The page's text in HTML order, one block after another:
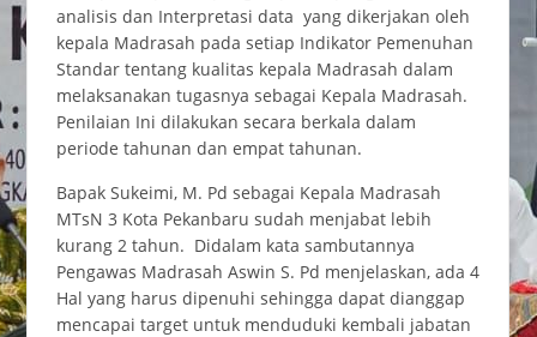
analisis dan Interpretasi data yang dikerjakan oleh
kepala Madrasah pada setiap Indikator Pemenuhan
Standar tentang kualitas kepala Madrasah dalam
melaksanakan tugasnya sebagai Kepala Madrasah.
Penilaian Ini dilakukan secara berkala dalam
periode tahunan dan empat tahunan.
Bapak Sukeimi, M. Pd sebagai Kepala Madrasah
MTsN 3 Kota Pekanbaru sudah menjabat lebih
kurang 2 tahun. Didalam kata sambutannya
Pengawas Madrasah Aswin S. Pd menjelaskan, ada 4
Hal yang harus dipenuhi sehingga dapat dianggap
mencapai target untuk menduduki kembali jabatan